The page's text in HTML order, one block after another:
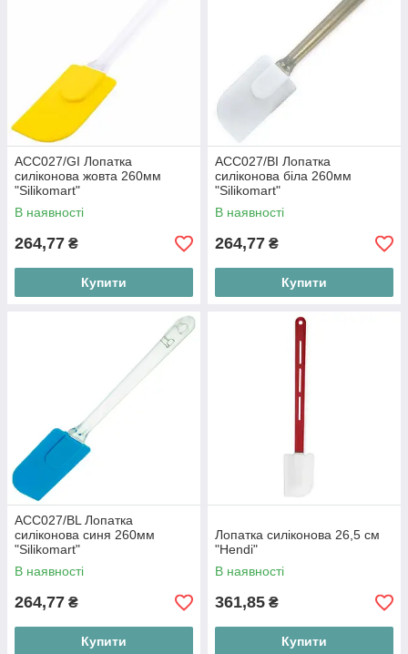
ACC027/GI Лопатка
силіконова жовта 260мм
"Silikomart"
В наявності
264,77 ₴
Купити
ACC027/BI Лопатка
силіконова біла 260мм
"Silikomart"
В наявності
264,77 ₴
Купити
ACC027/BL Лопатка
силіконова синя 260мм
"Silikomart"
В наявності
264,77 ₴
Купити
Лопатка силіконова 26,5 см
"Hendi"
В наявності
361,85 ₴
Купити